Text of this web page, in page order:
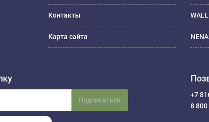
Контакты
Карта сайта
Подписаться
+7
8 800